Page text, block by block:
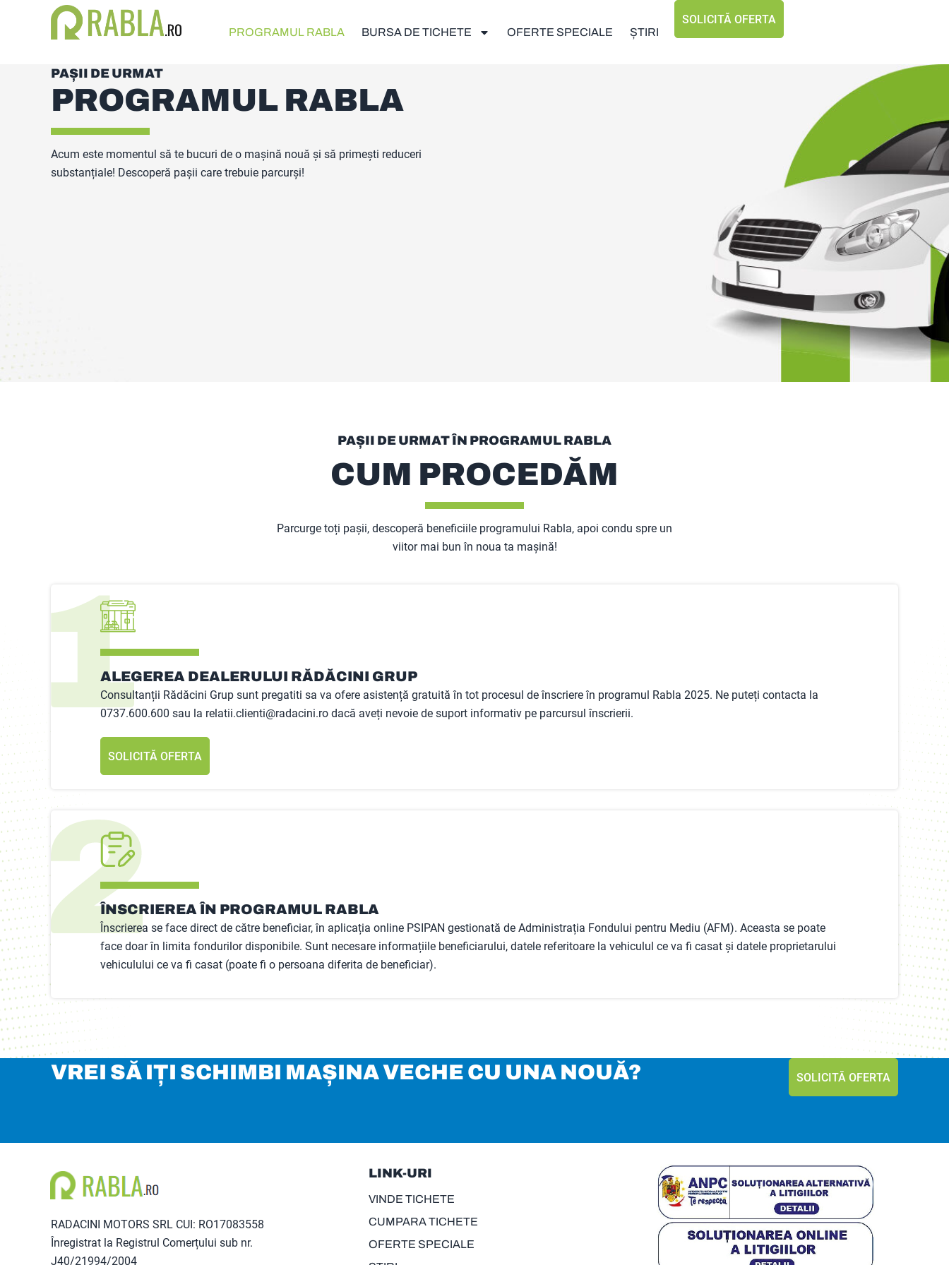
PROGRAMUL RABLA BURSA DE TICHETE OFERTE SPECIALE ȘTIRI
SOLICITĂ OFERTA
PAȘII DE URMAT
PROGRAMUL RABLA
Acum este momentul să te bucuri de o mașină nouă și să primești reduceri
substanțiale! Descoperă pașii care trebuie parcurși!
PAȘII DE URMAT ÎN PROGRAMUL RABLA
CUM PROCEDĂM
Parcurge toți pașii, descoperă beneficiile programului Rabla, apoi condu spre un
viitor mai bun în noua ta mașină!
ALEGEREA DEALERULUI RĂDĂCINI GRUP
Consultanții Rădăcini Grup sunt pregatiti sa va ofere asistență gratuită în tot procesul de înscriere în programul Rabla 2025. Ne puteți contacta la
0737.600.600 sau la relatii.clienti@radacini.ro dacă aveți nevoie de suport informativ pe parcursul înscrierii.
SOLICITĂ OFERTA
ÎNSCRIEREA ÎN PROGRAMUL RABLA
Înscrierea se face direct de către beneficiar, în aplicația online PSIPAN gestionată de Administrația Fondului pentru Mediu (AFM). Aceasta se poate
face doar în limita fondurilor disponibile. Sunt necesare informațiile beneficiarului, datele referitoare la vehiculul ce va fi casat și datele proprietarului
vehiculului ce va fi casat (poate fi o persoana diferita de beneficiar).
VREI SĂ IȚI SCHIMBI MAȘINA VECHE CU UNA NOUĂ? SOLICITĂ OFERTA
RADACINI MOTORS SRL CUI: RO17083558
Înregistrat la Registrul Comerțului sub nr.
J40/21994/2004
LINK-URI
VINDE TICHETE
CUMPARA TICHETE
OFERTE SPECIALE